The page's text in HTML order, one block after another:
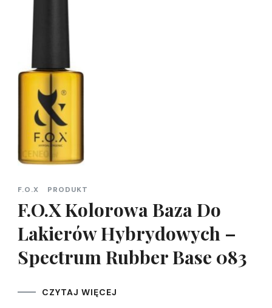
F.O.X PRODUKT
F.O.X Kolorowa Baza Do
Lakierów Hybrydowych –
Spectrum Rubber Base 083
CZYTAJ WIĘCEJ